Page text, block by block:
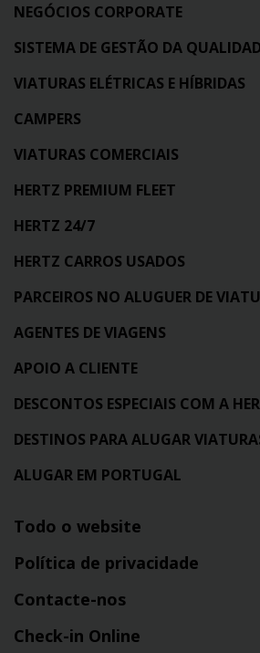
NEGÓCIOS CORPORATE
SISTEMA DE GESTÃO DA
VIATURAS ELÉTRICAS E HÍBRIDAS
CAMPERS
VIATURAS COMERCIAIS
HERTZ PREMIUM FLEET
HERTZ 24/7
HERTZ CARROS USADOS
PARCEIROS NO ALUGUER DE
AGENTES DE VIAGENS
APOIO A CLIENTE
DESCONTOS ESPECIAIS COM A
DESTINOS PARA ALUGAR
ALUGAR EM PORTUGAL
Todo o website
Política de privacidade
Contacte-nos
Check-in Online